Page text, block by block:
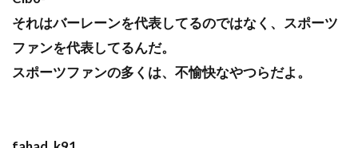
それはバーレーンを代表してるのではなく、スポーツ
ファンを代表してるんだ。
スポーツファンの多くは、不愉快なやつらだよ。